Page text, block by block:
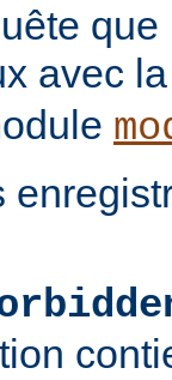
avec